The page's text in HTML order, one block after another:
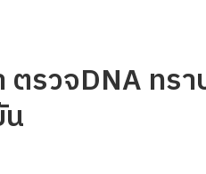
วจDNA ทรา